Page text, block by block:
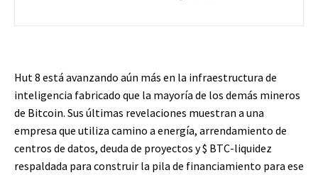
Hut 8 está avanzando aún más en la infraestructura de
inteligencia fabricado que la mayoría de los demás mineros
de Bitcoin. Sus últimas revelaciones muestran a una
empresa que utiliza camino a energía, arrendamiento de
centros de datos, deuda de proyectos y$ BTC-liquidez
respaldada para construir la pila de financiamiento para ese